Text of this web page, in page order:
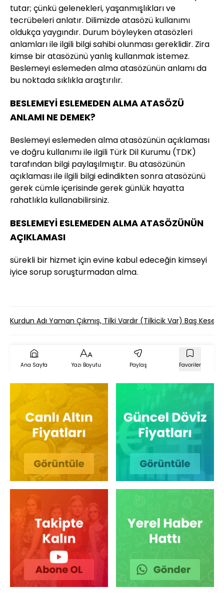
tutar; çünkü gelenekleri, yaşanmışlıkları ve
tecrübeleri anlatır. Dilimizde atasözü kullanımı
oldukça yaygındır. Durum böyleyken atasözleri
anlamları ile ilgili bilgi sahibi olunması gereklidir. Zira
kimse bir atasözünü yanlış kullanmak istemez.
Beslemeyi eslemeden alma atasözünün anlamı da
bu noktada sıklıkla araştırılır.
BESLEMEYİ ESLEMEDEN ALMA ATASÖZÜ
ANLAMI NE DEMEK?
Beslemeyi eslemeden alma atasözünün açıklaması
ve doğru kullanımı ile ilgili Türk Dil Kurumu (TDK)
tarafından bilgi paylaşılmıştır. Bu atasözünün
açıklaması ile ilgili bilgi edindikten sonra atasözünü
gerek cümle içerisinde gerek günlük hayatta
rahatlıkla kullanabilirsiniz.
BESLEMEYİ ESLEMEDEN ALMA ATASÖZÜNÜN
AÇIKLAMASI
sürekli bir hizmet için evine kabul edeceğin kimseyi
iyice sorup soruşturmadan alma.
Kurdun Adı Yaman Çıkmış, Tilki Vardır (Tilkicik Var) Baş
Ana Sayfa Yazı Boyutu Paylaş Favoriler